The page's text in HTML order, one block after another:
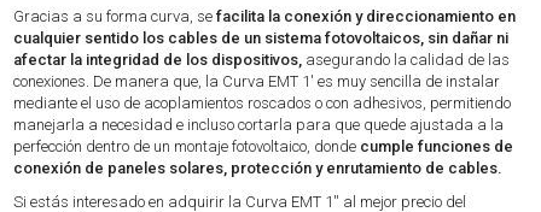
Gracias a su forma curva, se facilita la conexión y direccionamiento en
cualquier sentido los cables de un sistema fotovoltaicos, sin dañar ni
afectar la integridad de los dispositivos, asegurando la calidad de las
conexiones. De manera que, la Curva EMT 1' es muy sencilla de instalar
mediante el uso de acoplamientos roscados o con adhesivos, permitiendo
manejarla a necesidad e incluso cortarla para que quede ajustada a la
perfección dentro de un montaje fotovoltaico, donde cumple funciones de
conexión de paneles solares, protección y enrutamiento de cables.
Si estás interesado en adquirir la Curva EMT 1'' al mejor precio del